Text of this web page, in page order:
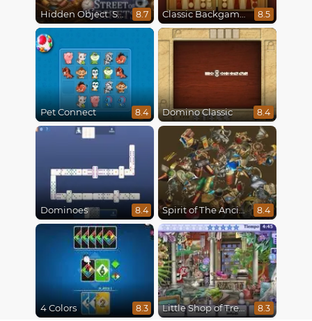
Hidden Object: Street Of Secrets 8.7 Classic Backgammon 8.5
Pet Connect 8.4 Domino Classic 8.4
Dominoes 8.4 Spirit of The Ancient Forest 8.4
4 Colors 8.3 Little Shop of Treasures 8.3